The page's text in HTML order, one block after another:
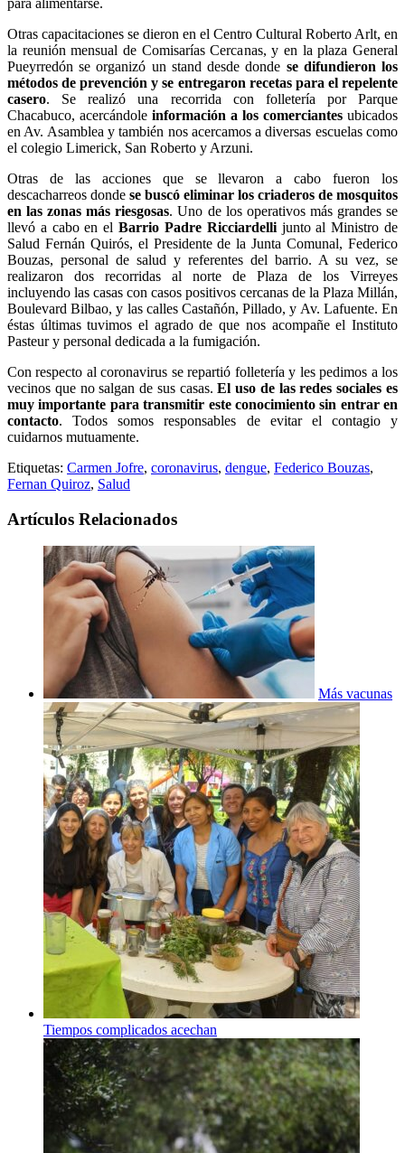
Otras capacitaciones se dieron en el Centro Cultural Roberto Arlt, en
la reunión mensual de Comisarías Cercanas, y en la plaza General
Pueyrredón se organizó un stand desde donde se difundieron los
métodos de prevención y se entregaron recetas para el repelente
casero. Se realizó una recorrida con folletería por Parque
Chacabuco, acercándole información a los comerciantes ubicados
en Av. Asamblea y también nos acercamos a diversas escuelas como
el colegio Limerick, San Roberto y Arzuni.
Otras de las acciones que se llevaron a cabo fueron los
descacharreos donde se buscó eliminar los criaderos de mosquitos
en las zonas más riesgosas. Uno de los operativos más grandes se
llevó a cabo en elBarrio Padre Ricciardellijunto al Ministro de
Salud Fernán Quirós, el Presidente de la Junta Comunal, Federico
Bouzas, personal de salud y referentes del barrio. A su vez, se
realizaron dos recorridas al norte de Plaza de los Virreyes
incluyendo las casas con casos positivos cercanas de la Plaza Millán,
Boulevard Bilbao, y las calles Castañón, Pillado, y Av. Lafuente. En
éstas últimas tuvimos el agrado de que nos acompañe el Instituto
Pasteur y personal dedicada a la fumigación.
Con respecto al coronavirus se repartió folletería y les pedimos a los
vecinos que no salgan de sus casas.El uso de las redes sociales es
muy importante para transmitir este conocimiento sin entrar en
contacto. Todos somos responsables de evitar el contagio y
cuidarnos mutuamente.
Etiquetas: Carmen Jofre, coronavirus, dengue, Federico Bouzas,
Fernan Quiroz, Salud
Artículos Relacionados
Más vacunas
Tiempos complicados acechan